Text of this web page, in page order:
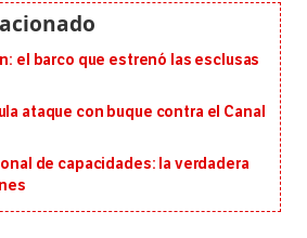
el barco que estrenó las esclusas
ataque con buque contra el Canal
de capacidades: la verdadera